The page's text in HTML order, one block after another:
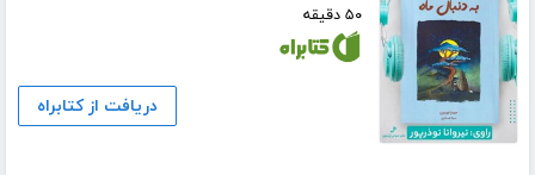
۵۰ دقیقه
دریافت از کتابراه